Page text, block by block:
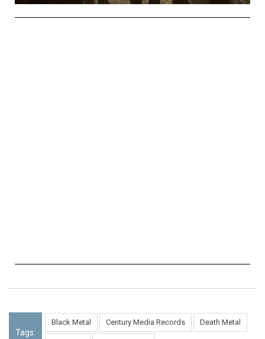
Tags:
Black Metal Century Media Records Death Metal